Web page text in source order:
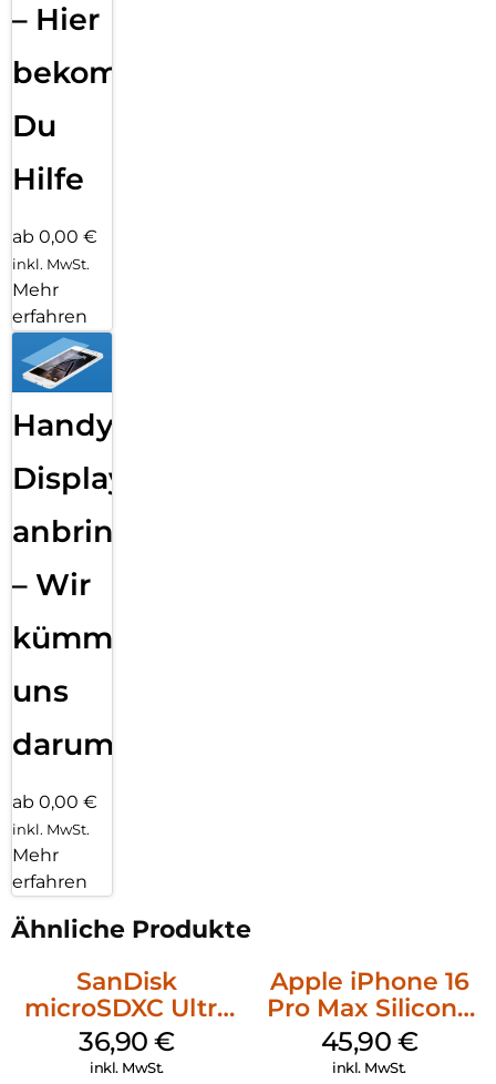
– Hier
bekommst
Du
Hilfe
ab 0,00 €
inkl. MwSt.
Mehr
erfahren
Handy
Displayfolie
anbringen
– Wir
kümmern
uns
darum!
ab 0,00 €
inkl. MwSt.
Mehr
erfahren
Ähnliche Produkte
SanDisk
microSDXC Ultra
128 GB + Adapter
Mobile
36,90€
inkl. MwSt.
Apple iPhone 16
Pro Max Silicone
Case MagSafe
Ultramarine
45,90 €
inkl. MwSt.